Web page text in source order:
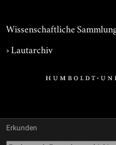
Wissenschaftliche
›Lautarchiv
Erkunden